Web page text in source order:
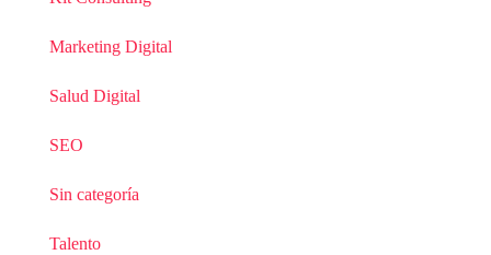
Marketing Digital
Salud Digital
SEO
Sin categoría
Talento